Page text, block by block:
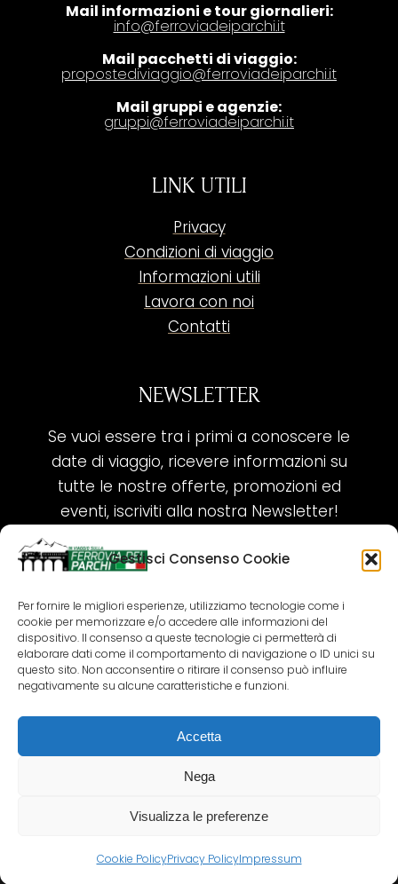
Gestisci Consenso Cookie
Per fornire le migliori esperienze, utilizziamo tecnologie come i
cookie per memorizzare e/o accedere alle informazioni del
dispositivo. Il consenso a queste tecnologie ci permetterà di
elaborare dati come il comportamento di navigazione o ID unici su
questo sito. Non acconsentire o ritirare il consenso può influire
negativamente su alcune caratteristiche e funzioni.
Accetta
Nega
Visualizza le preferenze
Cookie PolicyPrivacy PolicyImpressum
Mail informazioni e tour giornalieri:
info@ferroviadeiparchi.it
Mail pacchetti di viaggio:
propostediviaggio@ferroviadeiparchi.it
Mail gruppi e agenzie:
gruppi@ferroviadeiparchi.it
LINK UTILI
Privacy
Condizioni di viaggio
Informazioni utili
Lavora con noi
Contatti
NEWSLETTER
Se vuoi essere tra i primi a conoscere le
date di viaggio, ricevere informazioni su
tutte le nostre offerte, promozioni ed
eventi, iscriviti alla nostra Newsletter!
ISCRIVITI ORA!
SEGUICI SUI NOSTRI SOCIAL
COPYRIGHT 2018-2025 PALLENIUM TOURISM
SRL
AGENZIA VIAGGI E TOUR OPERATOR – P.IVA: